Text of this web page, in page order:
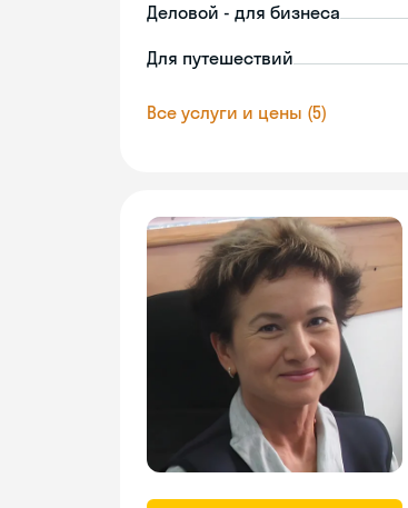
Деловой - для бизнеса
Для путешествий
Все услуги и цены (5)